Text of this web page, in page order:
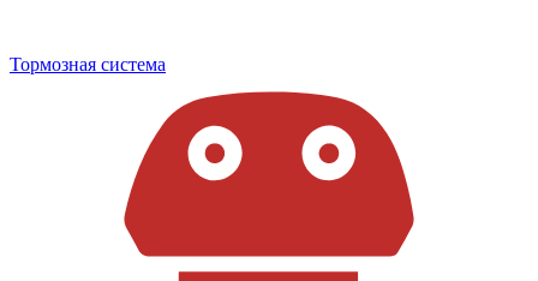
Тормозная система